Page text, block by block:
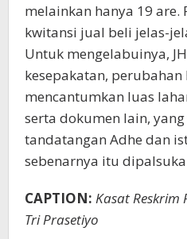
melainkan hanya 19 are.
kwitansi jual beli jelas-
Untuk mengelabuinya,
kesepakatan,
mencantumkan luas
serta dokumen lain,
tandatangan Adhe dan
sebenarnya itu
CAPTION: Kasat Reskrim
Tri Prasetiyo